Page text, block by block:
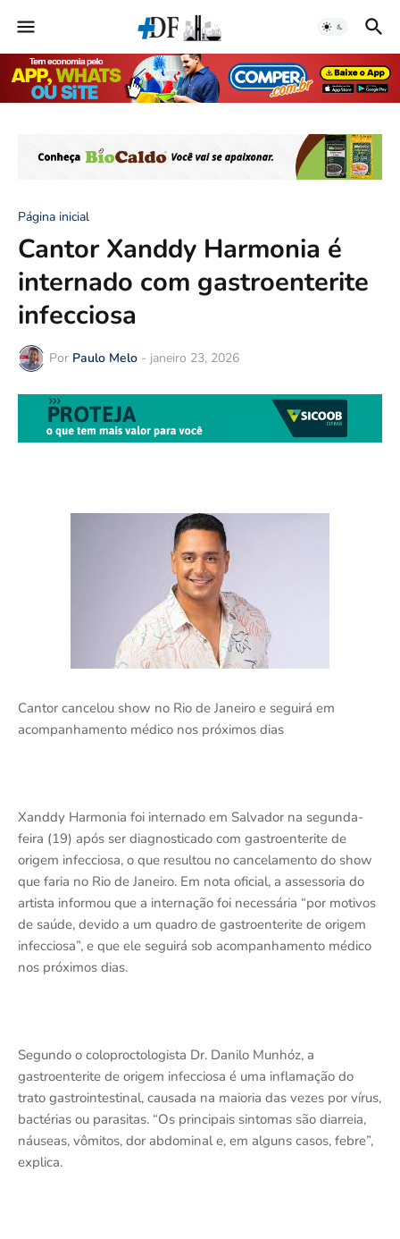
Página inicial
Cantor Xanddy Harmonia é
internado com gastroenterite
infecciosa
Por Paulo Melo - janeiro 23, 2026
Cantor cancelou show no Rio de Janeiro e seguirá em
acompanhamento médico nos próximos dias
Xanddy Harmonia foi internado em Salvador na segunda-
feira (19) após ser diagnosticado com gastroenterite de
origem infecciosa, o que resultou no cancelamento do show
que faria no Rio de Janeiro. Em nota oficial, a assessoria do
artista informou que a internação foi necessária “por motivos
de saúde, devido a um quadro de gastroenterite de origem
infecciosa”, e que ele seguirá sob acompanhamento médico
nos próximos dias.
Segundo o coloproctologista Dr. Danilo Munhóz, a
gastroenterite de origem infecciosa é uma inflamação do
trato gastrointestinal, causada na maioria das vezes por vírus,
bactérias ou parasitas. “Os principais sintomas são diarreia,
náuseas, vômitos, dor abdominal e, em alguns casos, febre”,
explica.